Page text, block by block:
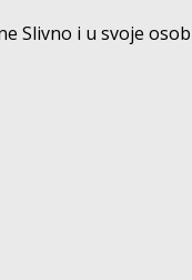
Slivno i u svoje